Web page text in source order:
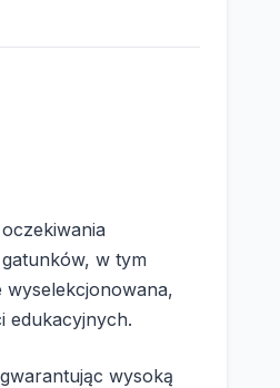
w tym
wyselekcjonowana,
edukacyjnych.
wysoką